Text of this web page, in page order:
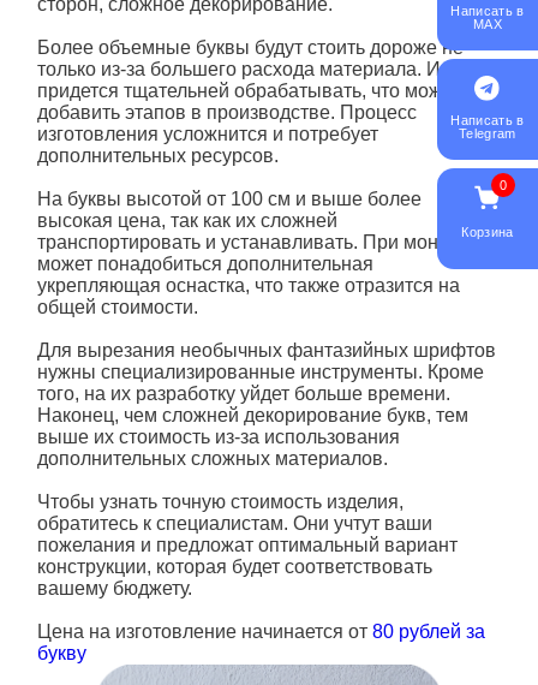
сторон, сложное декорирование.
Более объемные буквы будут стоить дороже не
только из-за большего расхода материала. Их
придется тщательней обрабатывать, что может
добавить этапов в производстве. Процесс
изготовления усложнится и потребует
дополнительных ресурсов.
На буквы высотой от 100 см и выше более
высокая цена, так как их сложней
транспортировать и устанавливать. При монтаже
может понадобиться дополнительная
укрепляющая оснастка, что также отразится на
общей стоимости.
Для вырезания необычных фантазийных шрифтов
нужны специализированные инструменты. Кроме
того, на их разработку уйдет больше времени.
Наконец, чем сложней декорирование букв, тем
выше их стоимость из-за использования
дополнительных сложных материалов.
Чтобы узнать точную стоимость изделия,
обратитесь к специалистам. Они учтут ваши
пожелания и предложат оптимальный вариант
конструкции, которая будет соответствовать
вашему бюджету.
Цена на изготовление начинается от 80 рублей за
букву
Написать в
MAX
Написать в
Telegram
0
Корзина